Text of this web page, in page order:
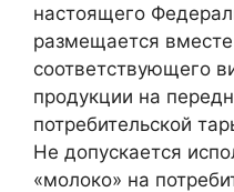
настоящего
размещается
соответствующего
продукции на
потребительской
Не допускается
«молоко» на